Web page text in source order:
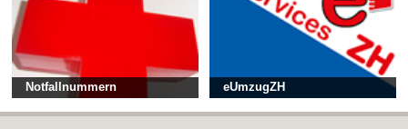
Notfallnummern eUmzugZH